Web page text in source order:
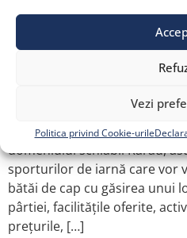
Vezi
Politica privind Cookie-urile
Rarău Echipele KADRA au
de parcare Parkomatic în
domeniului schiabil Rarău,
sporturilor de iarnă care vor
bătăi de cap cu găsirea unui
pârtiei, facilitățile oferite,
prețurile, […]